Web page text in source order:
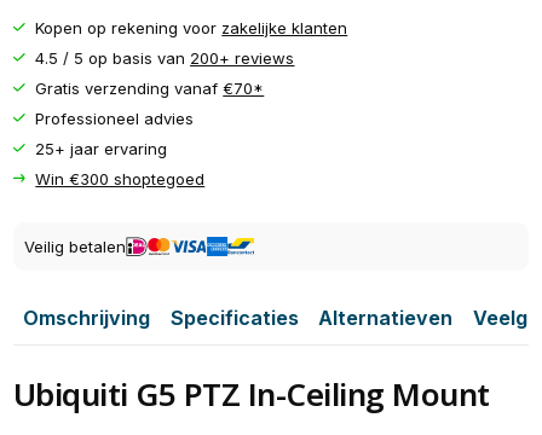
Kopen op rekening voor zakelijke klanten
4.5 / 5 op basis van 200+ reviews
Gratis verzending vanaf€70*
Professioneel advies
25+ jaar ervaring
Win €300 shoptegoed
Veilig betalen
Omschrijving Specificaties Alternatieven
Ubiquiti G5 PTZ In-Ceiling Mount